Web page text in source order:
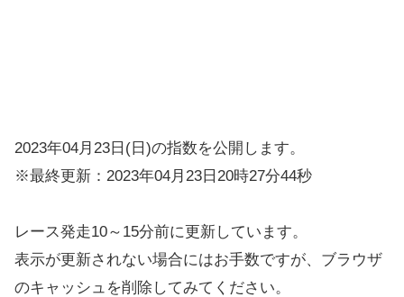
2023年04月23日(日)の指数を公開します。
※最終更新：2023年04月23日20時27分44秒
レース発走10～15分前に更新しています。
表示が更新されない場合にはお手数ですが、ブラウザ
のキャッシュを削除してみてください。